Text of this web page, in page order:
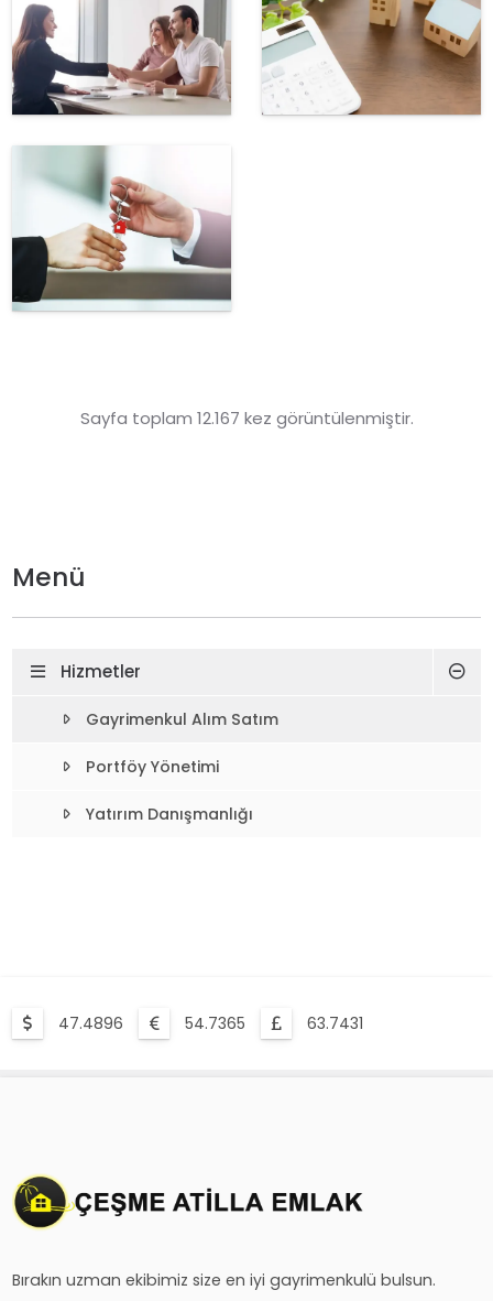
Sayfa toplam 12.167 kez görüntülenmiştir.
Menü
Hizmetler
Gayrimenkul Alım Satım
Portföy Yönetimi
Yatırım Danışmanlığı
47.4896 54.7365 63.7431
Bırakın uzman ekibimiz size en iyi gayrimenkulü bulsun.